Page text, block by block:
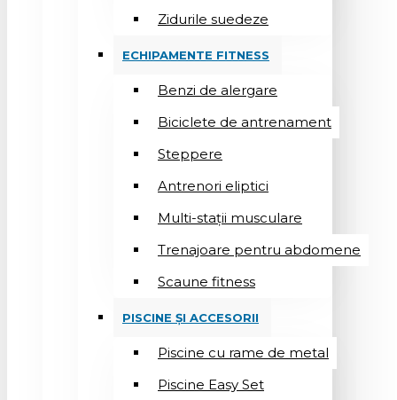
Zidurile suedeze
ECHIPAMENTE FITNESS
Benzi de alergare
Biciclete de antrenament
Steppere
Antrenori eliptici
Multi-stații musculare
Trenajoare pentru abdomene
Scaune fitness
PISCINE ȘI ACCESORII
Piscine cu rame de metal
Piscine Easy Set